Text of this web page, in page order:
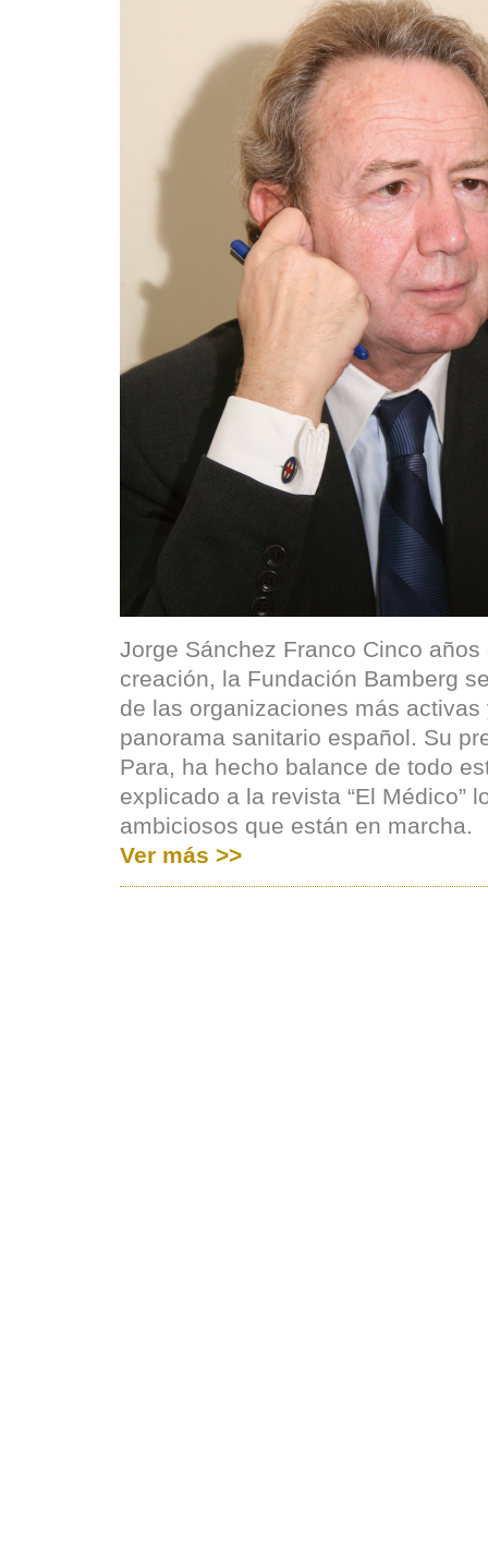
Jorge Sánchez Franco Cinco
creación, la Fundación Bamberg
de las organizaciones más
panorama sanitario español. Su
Para, ha hecho balance de todo
explicado a la revista “El Médico”
ambiciosos que están en marcha.
Ver más >>